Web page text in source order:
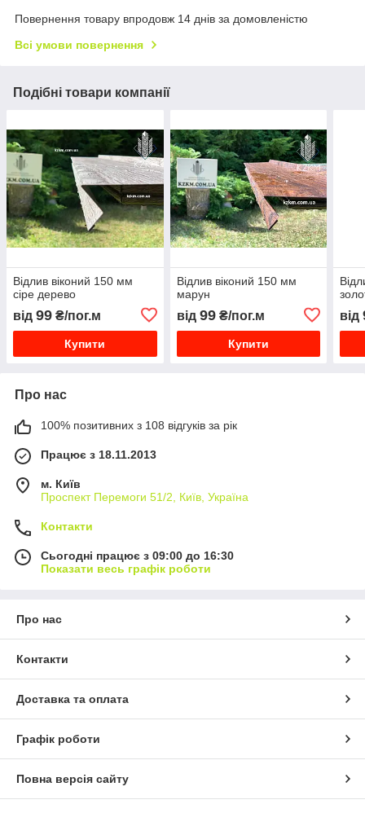
Повернення товару впродовж 14 днів за домовленістю
Всі умови повернення
Подібні товари компанії
Відлив віконий 150 мм
сіре дерево
від 99 ₴/пог.м
Купити
Відлив віконий 150 мм
марун
від 99₴/пог.м
Купити
від
Про нас
100% позитивних з 108 відгуків за рік
Працює з 18.11.2013
м. Київ
Проспект Перемоги 51/2, Київ, Україна
Контакти
Сьогодні працює з 09:00 до 16:30
Показати весь графік роботи
Про нас
Контакти
Доставка та оплата
Графік роботи
Повна версія сайту